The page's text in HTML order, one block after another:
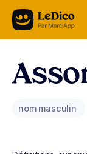
Aller au contenu
nom masculin